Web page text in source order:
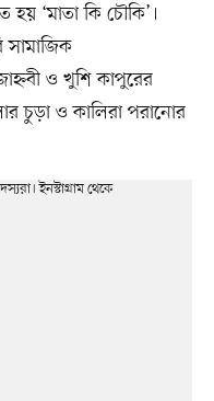
‘মাতা কি চৌকি’।
সামাজিক
ও খুশি কাপুরের
চুড়া ও কালিরা পরানোর